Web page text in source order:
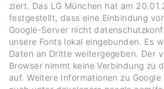
ziert. Das LG München hat am
fest­ge­stellt, dass eine Einbin­dung
Google-Server nicht
unsere Fonts lokal einge­bunden. Es
Daten an Dritte weiter­ge­geben. Der
Browser nimmt keine Verbin­dung zu
auf. Weitere Infor­ma­tionen zu